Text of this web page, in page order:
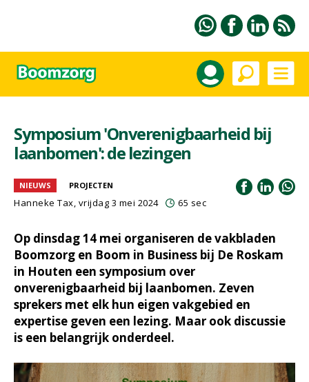
Symposium 'Onverenigbaarheid bij
laanbomen': de lezingen
NIEUWS PROJECTEN
Hanneke Tax, vrijdag 3 mei 2024 65 sec
Op dinsdag 14 mei organiseren de vakbladen
Boomzorg en Boom in Business bij De Roskam
in Houten een symposium over
onverenigbaarheid bij laanbomen. Zeven
sprekers met elk hun eigen vakgebied en
expertise geven een lezing. Maar ook discussie
is een belangrijk onderdeel.